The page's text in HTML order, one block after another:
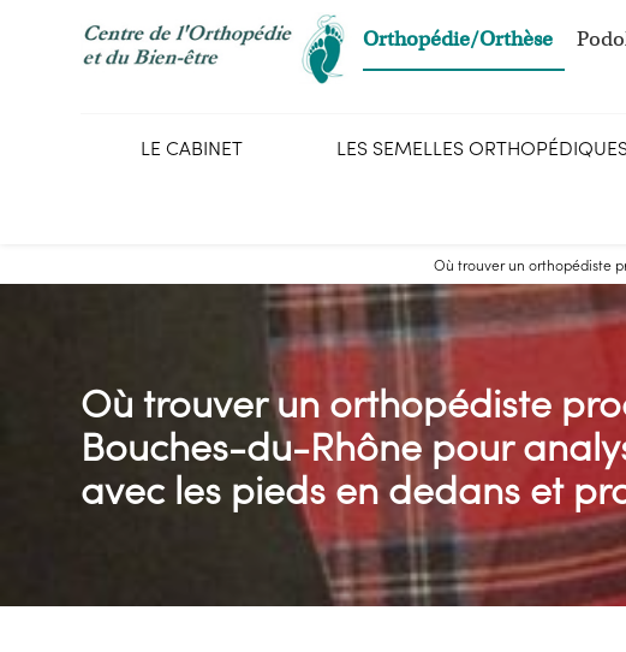
Orthopédie/Orthèse
LE CABINET LES SEMELLES
Où trouver un orthopédiste
Où trouver un orthopédiste
Bouches-du-Rhône pour
avec les pieds en dedans et